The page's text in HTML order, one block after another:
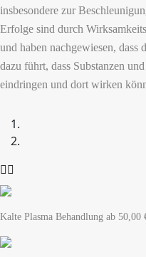
insbesondere zur
Erfolge sind durch
und haben nachgewiesen, dass
dazu führt, dass Substanzen
eindringen und dort wirken
Kalte Plasma Behandlung ab 50,00